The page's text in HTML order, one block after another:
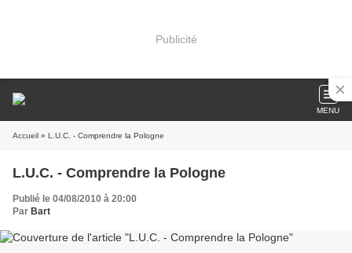
Publicité
MENU
Accueil » L.U.C. - Comprendre la Pologne
L.U.C. - Comprendre la Pologne
Publié le 04/08/2010 à 20:00
Par Bart